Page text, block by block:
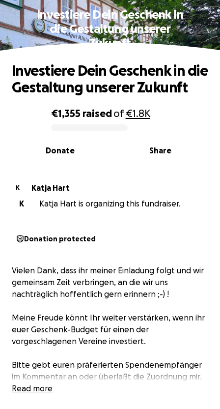
Investiere Dein Geschenk in
die Gestaltung unserer
Zukunft
0% complete
€1,355 raisedof€1.8K
Share
Donate
Investiere Dein Geschenk in die
Gestaltung unserer Zukunft
K
Katja Hart
K
Katja Hart is organizing this fundraiser.
Donation protected
Vielen Dank, dass ihr meiner Einladung folgt und wir
gemeinsam Zeit verbringen, an die wir uns
nachträglich hoffentlich gern erinnern ;-) !
Meine Freude könnt Ihr weiter verstärken, wenn ihr
euer Geschenk-Budget für einen der
vorgeschlagenen Vereine investiert.
Bitte gebt euren präferierten Spendenempfänger
im Kommentar an oder überlaßt die Zuordnung mir.
Read more